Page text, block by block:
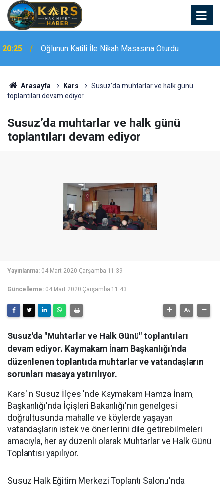
20:19
Yeni aldığı motosikletle kaza yapan genç hayatını
kaybetti: O anlar kamerada
Anasayfa Kars
Susuz’da muhtarlar ve halk günü
toplantıları devam ediyor
Susuz’da muhtarlar ve halk günü
toplantıları devam ediyor
Yayınlanma: 04 Mart 2020 Çarşamba 11:39
Güncelleme: 04 Mart 2020 Çarşamba 11:43
Susuz'da "Muhtarlar ve Halk Günü" toplantıları
devam ediyor. Kaymakam İnam Başkanlığı'nda
düzenlenen toplantıda muhtarlar ve vatandaşların
sorunları masaya yatırılıyor.
Kars'ın Susuz İlçesi'nde Kaymakam Hamza İnam,
Başkanlığı'nda İçişleri Bakanlığı'nın genelgesi
doğrultusunda mahalle ve köylerde yaşayan
vatandaşların istek ve önerilerini dile getirebilmeleri
amacıyla, her ay düzenli olarak Muhtarlar ve Halk Günü
Toplantısı yapılıyor.
Susuz Halk Eğitim Merkezi Toplantı Salonu'nda